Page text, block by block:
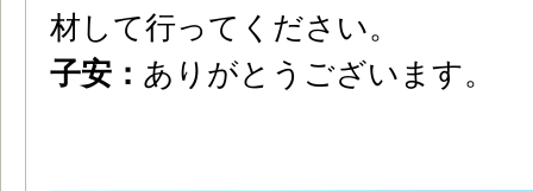
材して行ってください。
子安： ありがとうございます。